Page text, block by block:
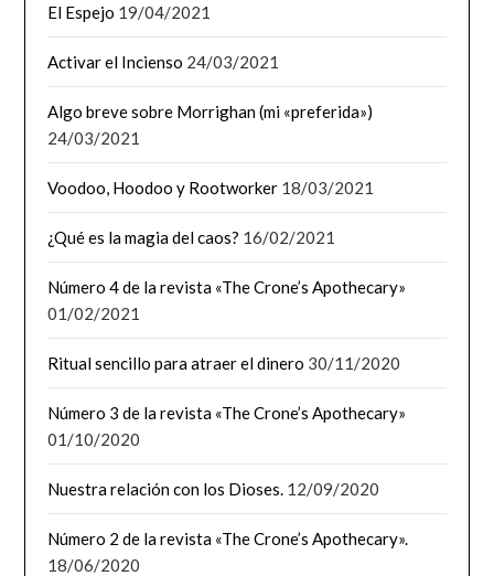
El Espejo 19/04/2021
Activar el Incienso 24/03/2021
Algo breve sobre Morrighan (mi «preferida»)
24/03/2021
Voodoo, Hoodoo y Rootworker 18/03/2021
¿Qué es la magia del caos? 16/02/2021
Número 4 de la revista «The Crone’s Apothecary»
01/02/2021
Ritual sencillo para atraer el dinero 30/11/2020
Número 3 de la revista «The Crone’s Apothecary»
01/10/2020
Nuestra relación con los Dioses. 12/09/2020
Número 2 de la revista «The Crone’s Apothecary».
18/06/2020